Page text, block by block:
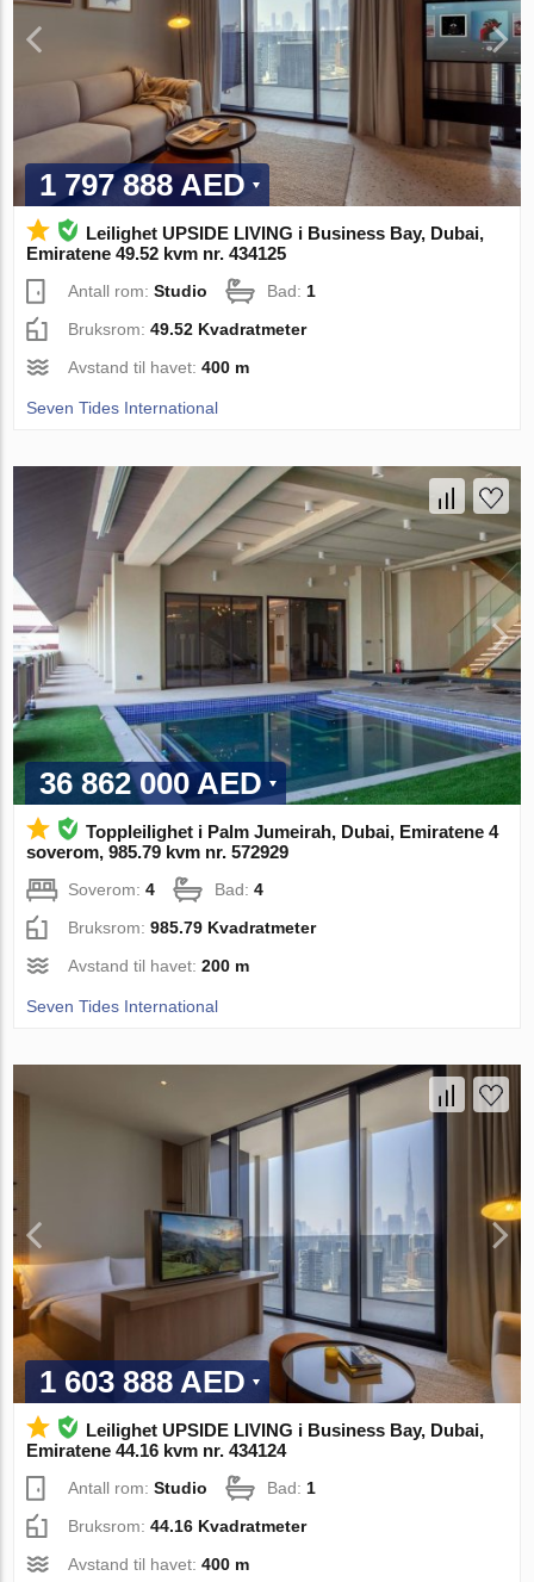
1 797 888 AED
Leilighet UPSIDE LIVING i Business Bay, Dubai,
Emiratene 49.52 kvm nr. 434125
Antall rom:Studio Bad:1
Bruksrom:49.52 Kvadratmeter
Avstand til havet:400 m
Seven Tides International
36 862 000 AED
Toppleilighet i Palm Jumeirah, Dubai, Emiratene 4
soverom, 985.79 kvm nr. 572929
Soverom:4 Bad:4
Bruksrom:985.79 Kvadratmeter
Avstand til havet:200 m
Seven Tides International
1 603 888 AED
Leilighet UPSIDE LIVING i Business Bay, Dubai,
Emiratene 44.16 kvm nr. 434124
Antall rom:Studio Bad: 1
Bruksrom:44.16 Kvadratmeter
Avstand til havet:400 m